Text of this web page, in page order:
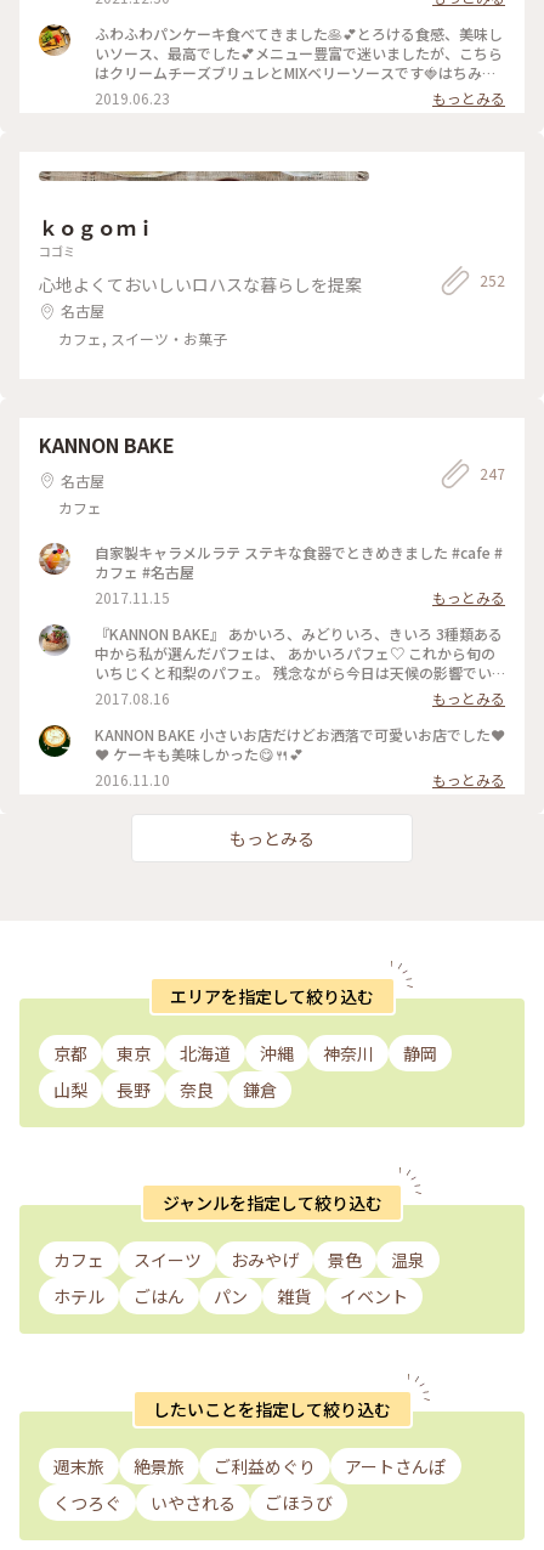
ふわふわパンケーキ食べてきました🥞💕とろける食感、美味し
いソース、最高でした💕メニュー豊富で迷いましたが、こちら
はクリームチーズブリュレとMIXベリーソースです🍓はちみつ
も食べましたが、美味しかった😭季節のフルーツパンケーキ
は、メロンでした😋
2019.06.23 もっとみる
ｋｏｇｏｍｉ
コゴミ
心地よくておいしいロハスな暮らしを提案
名古屋
カフェ, スイーツ・お菓子
252
KANNON BAKE
名古屋
カフェ
247
自家製キャラメルラテ ステキな食器でときめきました #cafe #
カフェ #名古屋
2017.11.15
もっとみる
『KANNON BAKE』 あかいろ、みどりいろ、きいろ 3種類ある
中から私が選んだパフェは、 あかいろパフェ♡ これから旬の
いちじくと和梨のパフェ。 残念ながら今日は天候の影響でい
ちじくの入荷ができす、代わりに桃🍑 下の方には、白ワインの
ゼリーや杏仁スムージー❣️ 太いストローがついていて、途中か
らはスムージーとして飲むのもよし⭕️食べてもよし⭕️ サクサ
クのショートブレッドも入っていて、食感や味の変化が楽しめ
る楽しいパフェでした♡ #涼#わたしの街#カフェ#コーヒース
タンド#パフェ#KANNONBAKE
2017.08.16
もっとみる
KANNON BAKE 小さいお店だけどお洒落で可愛いお店でした❤
❤ ケーキも美味しかった😋🍴💕
2016.11.10
もっとみる
もっとみる
エリアを指定して絞り込む
京都 東京 北海道 沖縄 神奈川
静岡
山梨
長野 奈良 鎌倉
ジャンルを指定して絞り込む
カフェ スイーツ おみやげ 景色
温泉
ホテル
ごはん パン 雑貨 イベント
したいことを指定して絞り込む
週末旅 絶景旅 ご利益めぐり
アートさんぽ
くつろぐ
いやされる ごほうび